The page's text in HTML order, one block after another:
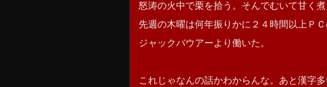
怒涛の火中で栗を拾う。そんでむいて甘く煮
先週の木曜は何年振りかに２４時間以上ＰＣ
ジャックバウアーより働いた。
これじゃなんの話かわからんな。あと漢字多